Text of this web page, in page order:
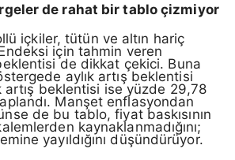
de rahat bir tablo çizmiyor
içkiler, tütün ve altın hariç
için tahmin veren
de dikkat çekici. Buna
aylık artış beklentisi
artış beklentisi ise yüzde 29,78
Manşet enflasyondan
de bu tablo, fiyat baskısının
kaynaklanmadığını;
yayıldığını düşündürüyor.